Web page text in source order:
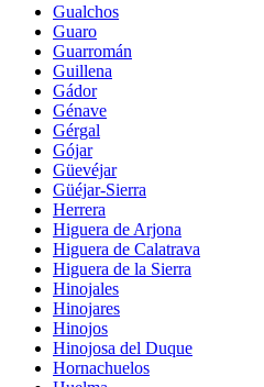
Gualchos
Guaro
Guarromán
Guillena
Gádor
Génave
Gérgal
Gójar
Güevéjar
Güéjar-Sierra
Herrera
Higuera de Arjona
Higuera de Calatrava
Higuera de la Sierra
Hinojales
Hinojares
Hinojos
Hinojosa del Duque
Hornachuelos